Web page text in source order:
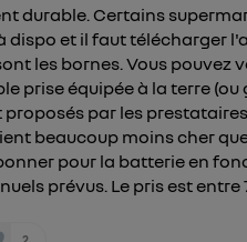
durable. Certains
dispo et il faut télécharger
les bornes. Vous pouvez
prise équipée à la terre (ou
proposés par les
beaucoup moins cher
pour la batterie en
prévus. Le pris est entre
2